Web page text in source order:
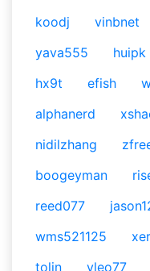
koodj
vinbnet
yava555
huipk
hx9t
efish
alphanerd
nidilzhang
boogeyman
reed077
wms521125
xer
tolin
yleo77